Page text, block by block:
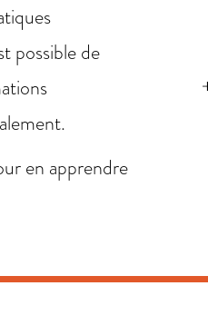
possible de
en apprendre